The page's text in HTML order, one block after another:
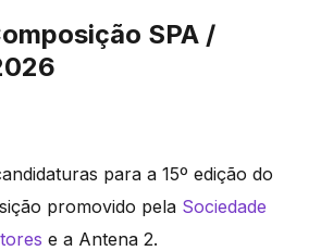
SPA /
para a 15º edição do
promovido pela Sociedade
​ e a Antena 2​.